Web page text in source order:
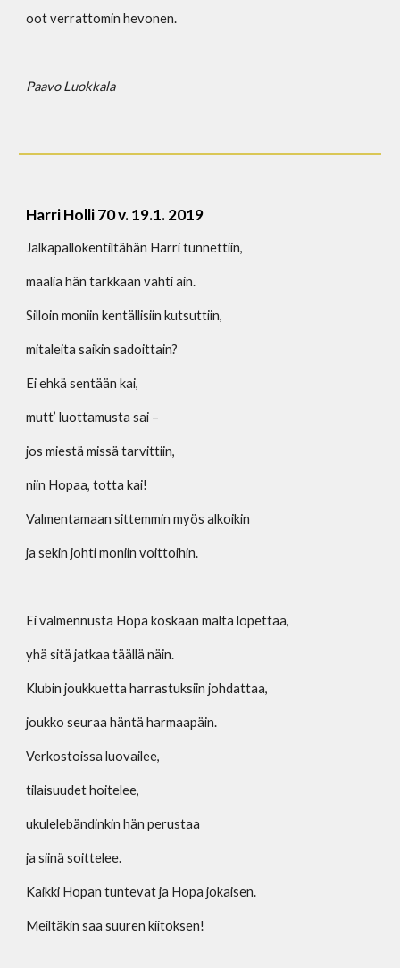
oot verrattomin hevonen.
Paavo Luokkala
Harri Holli 70 v. 19.1. 2019
Jalkapallokentiltähän Harri tunnettiin,
maalia hän tarkkaan vahti ain.
Silloin moniin kentällisiin kutsuttiin,
mitaleita saikin sadoittain?
Ei ehkä sentään kai,
mutt’ luottamusta sai –
jos miestä missä tarvittiin,
niin Hopaa, totta kai!
Valmentamaan sittemmin myös alkoikin
ja sekin johti moniin voittoihin.
Ei valmennusta Hopa koskaan malta lopettaa,
yhä sitä jatkaa täällä näin.
Klubin joukkuetta harrastuksiin johdattaa,
joukko seuraa häntä harmaapäin.
Verkostoissa luovailee,
tilaisuudet hoitelee,
ukulelebändinkin hän perustaa
ja siinä soittelee.
Kaikki Hopan tuntevat ja Hopa jokaisen.
Meiltäkin saa suuren kiitoksen!